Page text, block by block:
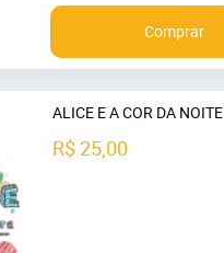
Comprar
ALICE E A COR DA NOITE
R$ 25,00